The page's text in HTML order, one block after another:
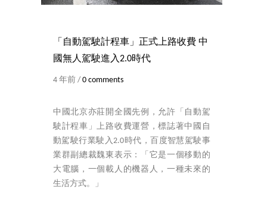
「自動駕駛計程車」正式上路收費 中
國無人駕駛進入2.0時代
4 年前 / 0 comments
中國北京亦莊開全國先例，允許「自動駕
駛計程車」上路收費運營，標誌著中國自
動駕駛行業駛入2.0時代，百度智慧駕駛事
業群副總裁魏東表示：「它是一個移動的
大電腦，一個載人的機器人，一種未來的
生活方式。」